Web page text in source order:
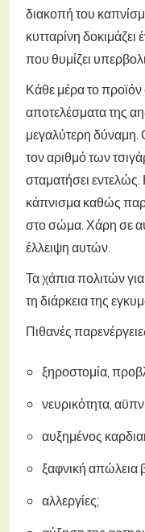
διακοπή του
κυτταρίνη δοκιμάζει
που θυμίζει
Κάθε μέρα το
αποτελέσματα της
μεγαλύτερη δύναμη.
τον αριθμό των
σταματήσει εντελώς.
κάπνισμα καθώς
στο σώμα. Χάρη σε
έλλειψη αυτών.
Τα χάπια πολιτών
τη διάρκεια της
Πιθανές
ξηροστομία,
νευρικότητα,
αυξημένος
ξαφνική απώλεια
αλλεργίες;